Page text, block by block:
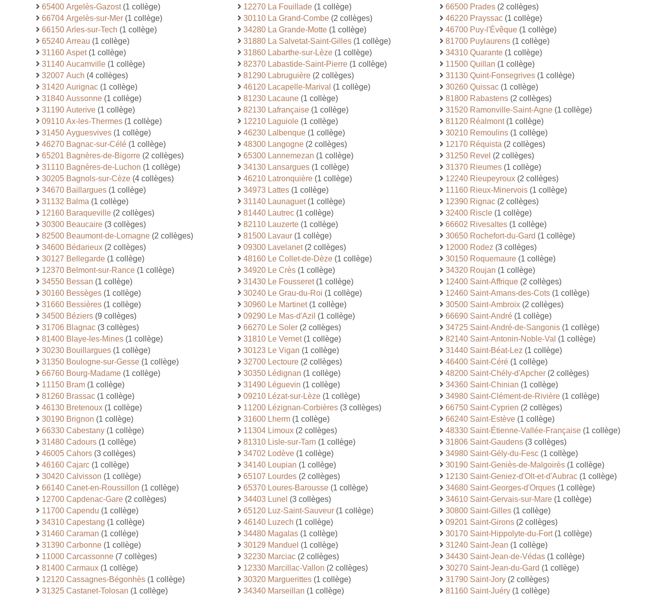
65400 Argelès-Gazost(1 collège)
66704 Argelès-sur-Mer (1 collège)
66150 Arles-sur-Tech (1 collège)
65240 Arreau (1 collège)
31160 Aspet(1 collège)
31140 Aucamville (1 collège)
32007 Auch (4 collèges)
31420 Aurignac (1 collège)
31840 Aussonne (1 collège)
31190 Auterive (1 collège)
09110 Ax-les-Thermes (1 collège)
31450 Ayguesvives (1 collège)
46270 Bagnac-sur-Célé (1 collège)
65201 Bagnères-de-Bigorre (2 collèges)
31110 Bagnères-de-Luchon (1 collège)
30205 Bagnols-sur-Cèze (4 collèges)
34670 Baillargues (1 collège)
31132 Balma (1 collège)
12160 Baraqueville (2 collèges)
30300 Beaucaire (3 collèges)
82500 Beaumont-de-Lomagne (2 collèges)
34600 Bédarieux (2 collèges)
30127 Bellegarde (1 collège)
12370 Belmont-sur-Rance (1 collège)
34550 Bessan (1 collège)
30160 Bessèges (1 collège)
31660 Bessières (1 collège)
34500 Béziers (9 collèges)
31706 Blagnac (3 collèges)
81400 Blaye-les-Mines (1 collège)
30230 Bouillargues (1 collège)
31350 Boulogne-sur-Gesse (1 collège)
66760 Bourg-Madame (1 collège)
11150 Bram (1 collège)
81260 Brassac (1 collège)
46130 Bretenoux (1 collège)
30190 Brignon (1 collège)
66330 Cabestany (1 collège)
31480 Cadours (1 collège)
46005 Cahors (3 collèges)
46160 Cajarc (1 collège)
30420 Calvisson (1 collège)
66140 Canet-en-Roussillon (1 collège)
12700 Capdenac-Gare (2 collèges)
11700 Capendu (1 collège)
34310 Capestang (1 collège)
31460 Caraman (1 collège)
31390 Carbonne (1 collège)
11000 Carcassonne (7 collèges)
81400 Carmaux (1 collège)
12120 Cassagnes-Bégonhès (1 collège)
31325 Castanet-Tolosan (1 collège)
12270 La Fouillade (1 collège)
30110 La Grand-Combe (2 collèges)
34280 La Grande-Motte (1 collège)
31880 La Salvetat-Saint-Gilles (1 collège)
31860 Labarthe-sur-Lèze (1 collège)
82370 Labastide-Saint-Pierre (1 collège)
81290 Labruguière (2 collèges)
46120 Lacapelle-Marival (1 collège)
81230 Lacaune (1 collège)
82130 Lafrançaise (1 collège)
12210 Laguiole (1 collège)
46230 Lalbenque (1 collège)
48300 Langogne (2 collèges)
65300 Lannemezan (1 collège)
34130 Lansargues (1 collège)
46210 Latronquière (1 collège)
34973 Lattes (1 collège)
31140 Launaguet(1 collège)
81440 Lautrec (1 collège)
82110 Lauzerte (1 collège)
81500 Lavaur (1 collège)
09300 Lavelanet(2 collèges)
48160 Le Collet-de-Dèze (1 collège)
34920 Le Crès (1 collège)
31430 Le Fousseret(1 collège)
30240 Le Grau-du-Roi (1 collège)
30960 Le Martinet(1 collège)
09290 Le Mas-d'Azil (1 collège)
66270 Le Soler (2 collèges)
31810 Le Vernet(1 collège)
30123 Le Vigan (1 collège)
32700 Lectoure (2 collèges)
30350 Lédignan (1 collège)
31490 Léguevin (1 collège)
09210 Lézat-sur-Lèze (1 collège)
11200 Lézignan-Corbières (3 collèges)
31600 Lherm (1 collège)
11304 Limoux (2 collèges)
81310 Lisle-sur-Tarn (1 collège)
34702 Lodève (1 collège)
34140 Loupian (1 collège)
65107 Lourdes (2 collèges)
65370 Loures-Barousse (1 collège)
34403 Lunel (3 collèges)
65120 Luz-Saint-Sauveur (1 collège)
46140 Luzech (1 collège)
34480 Magalas (1 collège)
30129 Manduel (1 collège)
32230 Marciac (2 collèges)
12330 Marcillac-Vallon (2 collèges)
30320 Marguerittes (1 collège)
34340 Marseillan (1 collège)
66500 Prades(2 collèges)
46220 Prayssac(1 collège)
46700 Puy-l'Évêque(1 collège)
81700 Puylaurens(1 collège)
34310 Quarante(1 collège)
11500 Quillan (1 collège)
31130 Quint-Fonsegrives(1 collège)
30260 Quissac(1 collège)
81800 Rabastens(2 collèges)
31520 Ramonville-Saint-Agne(1 collège)
81120 Réalmont(1 collège)
30210 Remoulins(1 collège)
12170 Réquista (2 collèges)
31250 Revel (2 collèges)
31370 Rieumes(1 collège)
12240 Rieupeyroux(2 collèges)
11160 Rieux-Minervois(1 collège)
12390 Rignac(2 collèges)
32400 Riscle(1 collège)
66602 Rivesaltes(1 collège)
30650 Rochefort-du-Gard (1 collège)
12000 Rodez (3 collèges)
30150 Roquemaure(1 collège)
34320 Roujan (1 collège)
12400 Saint-Affrique(2 collèges)
12460 Saint-Amans-des-Cots(1 collège)
30500 Saint-Ambroix(2 collèges)
66690 Saint-André(1 collège)
34725 Saint-André-de-Sangonis(1 collège)
82140 Saint-Antonin-Noble-Val (1 collège)
31440 Saint-Béat-Lez (1 collège)
46400 Saint-Céré(1 collège)
48200 Saint-Chély-d'Apcher(2 collèges)
34360 Saint-Chinian (1 collège)
34980 Saint-Clément-de-Rivière(1 collège)
66750 Saint-Cyprien (2 collèges)
66240 Saint-Estève(1 collège)
48330 Saint-Étienne-Vallée-Française(1 collège)
31806 Saint-Gaudens(3 collèges)
34980 Saint-Gély-du-Fesc(1 collège)
30190 Saint-Geniès-de-Malgoirès(1 collège)
12130 Saint-Geniez-d'Olt-et-d'Aubrac(1 collège)
34680 Saint-Georges-d'Orques(1 collège)
34610 Saint-Gervais-sur-Mare(1 collège)
30800 Saint-Gilles(1 collège)
09201 Saint-Girons(2 collèges)
30170 Saint-Hippolyte-du-Fort(1 collège)
31240 Saint-Jean (1 collège)
34430 Saint-Jean-de-Védas(1 collège)
30270 Saint-Jean-du-Gard (1 collège)
31790 Saint-Jory(2 collèges)
81160 Saint-Juéry(1 collège)